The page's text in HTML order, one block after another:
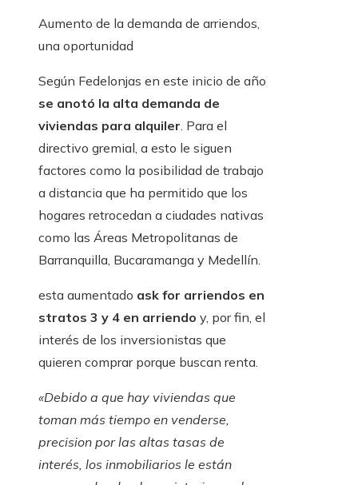
Aumento de la demanda de arriendos,
una oportunidad
Según Fedelonjas en este inicio de año
se anotó la alta demanda de
viviendas para alquiler. Para el
directivo gremial, a esto le siguen
factores como la posibilidad de trabajo
a distancia que ha permitido que los
hogares retrocedan a ciudades nativas
como las Áreas Metropolitanas de
Barranquilla, Bucaramanga y Medellín.
esta aumentado ask for arriendos en
stratos 3 y 4 en arriendo y, por fin, el
interés de los inversionistas que
quieren comprar porque buscan renta.
«Debido a que hay viviendas que
toman más tiempo en venderse,
precision por las altas tasas de
interés, los inmobiliarios le están